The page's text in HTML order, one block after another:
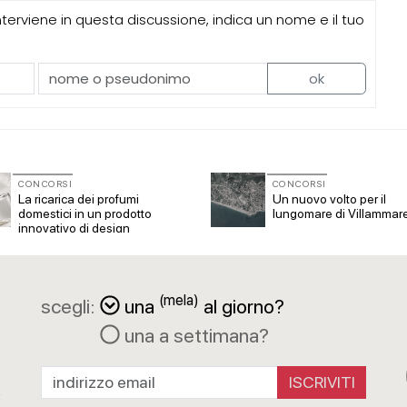
in questa discussione, indica un nome e il tuo
ok
CONCORSI
La ricarica dei profumi
domestici in un prodotto
innovativo di design
CONCORSI
Un nuovo volto per il
lungomare di
scegli: una (mela) al giorno?
una a settimana?
ISCRIVITI